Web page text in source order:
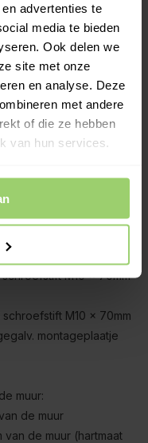
advertenties te
media te bieden
Ook delen we
site met onze
en analyse. Deze
met andere
of die ze hebben
van hun services.
geschoven. Per
buis
de 4,95 meter set (1
na montage.
zinkenbeugels met
(de
M10 x 70mm
M10 x 70mm
montageplaatje
muur:
de muur
de muur (hartmaat